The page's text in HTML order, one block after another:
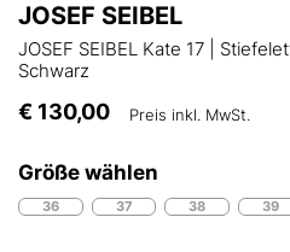
JOSEF SEIBEL
JOSEF SEIBEL Kate 17 |
Schwarz
€ 130,00 Preis inkl. MwSt.
Größe wählen
36 37 38 39